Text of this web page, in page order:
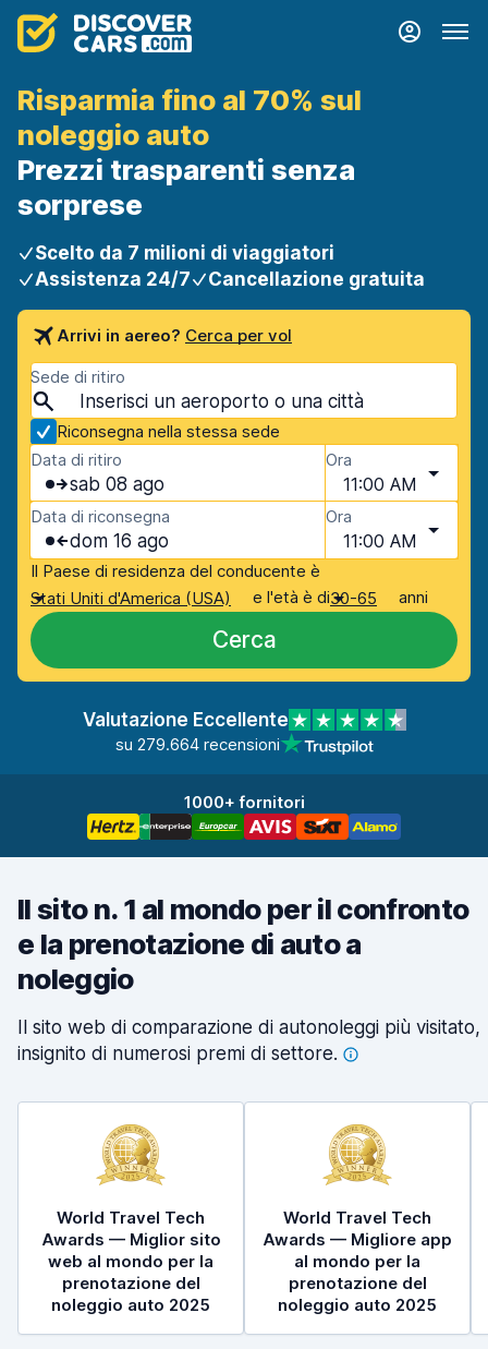
Risparmia fino al 70% sul
noleggio auto
Prezzi trasparenti senza
sorprese
Scelto da 7 milioni di viaggiatori
Assistenza 24/7
Cancellazione gratuita
Arrivi in aereo? Cerca per vol
Sede di ritiro
Riconsegna nella stessa sede
Data di ritiro
sab 08 ago
Ora
11:00 AM
Data di riconsegna
dom 16 ago
Ora
11:00 AM
Il Paese di residenza del conducente è
Stati Uniti d'America (USA)
e l'età è di30-65 anni
Cerca
Valutazione Eccellente
su 279.664 recensioni
1000+ fornitori
Il sito n. 1 al mondo per il confronto
e la prenotazione di auto a
noleggio
Il sito web di comparazione di autonoleggi più visitato,
insignito di numerosi premi di settore.
World Travel Tech
Awards — Miglior sito
web al mondo per la
prenotazione del
noleggio auto 2025
World Travel Tech
Awards — Migliore app
al mondo per la
prenotazione del
noleggio auto 2025